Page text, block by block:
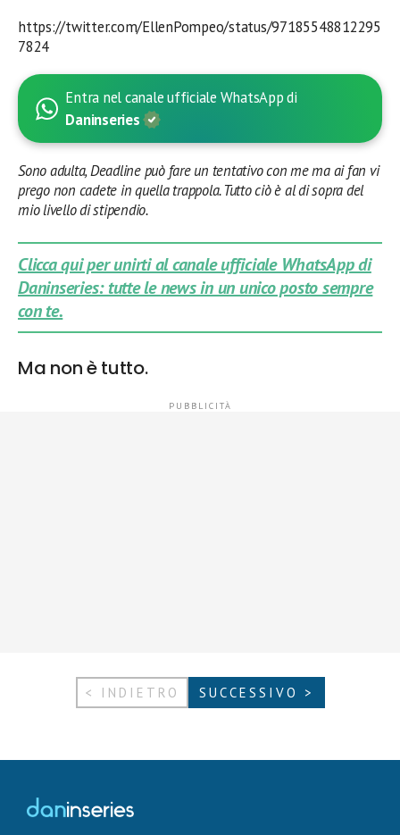
https://twitter.com/EllenPompeo/status/97185548812295
7824
Entra nel canale ufficiale WhatsApp di
Daninseries
Sono adulta, Deadline può fare un tentativo con me ma ai fan vi
prego non cadete in quella trappola. Tutto ciò è al di sopra del
mio livello di stipendio.
Clicca qui per unirti al canale ufficiale WhatsApp di
Daninseries: tutte le news in un unico posto sempre
con te.
Ma non è tutto.
< INDIETRO SUCCESSIVO >